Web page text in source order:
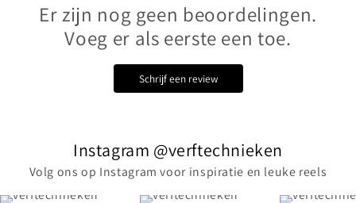
Er zijn nog geen beoordelingen.
Voeg er als eerste een toe.
Schrijf een review
Instagram @verftechnieken
Volg ons op Instagram voor inspiratie en leuke reels